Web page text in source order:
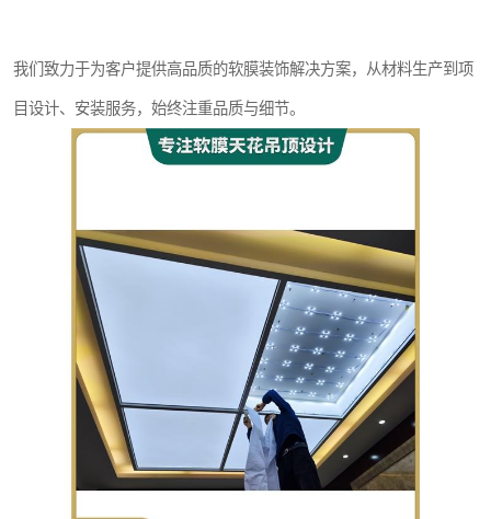
我们致力于为客户提供高品质的软膜装饰解决方案，从材料生产到项
目设计、安装服务，始终注重品质与细节。